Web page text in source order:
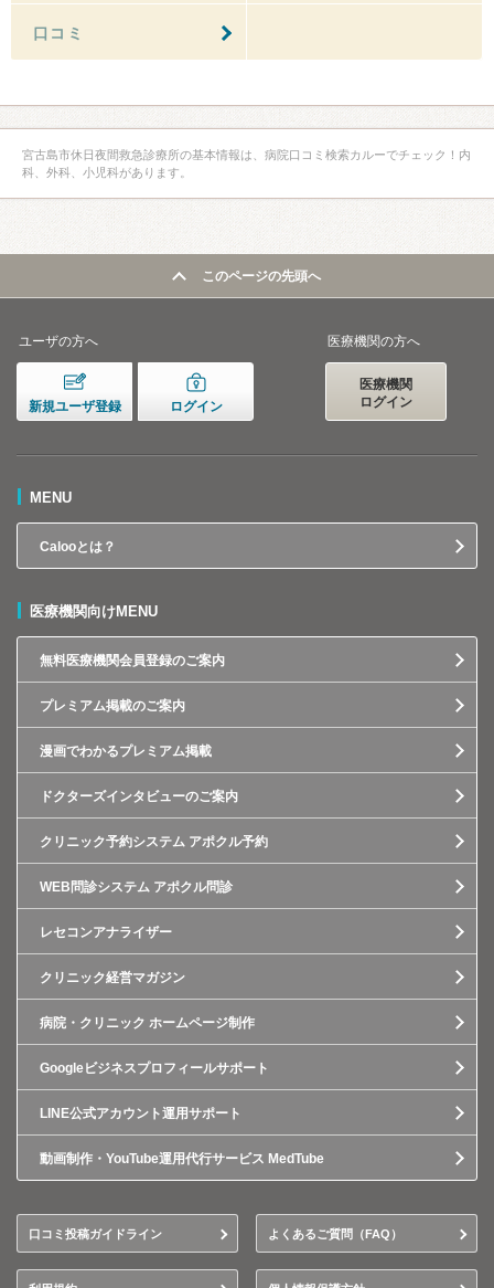
口コミ
宮古島市休日夜間救急診療所の基本情報は、病院口コミ検索カルーでチェック！内
科、外科、小児科があります。
このページの先頭へ
ユーザの方へ
新規ユーザ登録 ログイン
医療機関の方へ
医療機関
ログイン
MENU
Calooとは？
医療機関向けMENU
無料医療機関会員登録のご案内
プレミアム掲載のご案内
漫画でわかるプレミアム掲載
ドクターズインタビューのご案内
クリニック予約システム アポクル予約
WEB問診システム アポクル問診
レセコンアナライザー
クリニック経営マガジン
病院・クリニック ホームページ制作
Googleビジネスプロフィールサポート
LINE公式アカウント運用サポート
動画制作・YouTube運用代行サービス MedTube
口コミ投稿ガイドライン よくあるご質問（FAQ）